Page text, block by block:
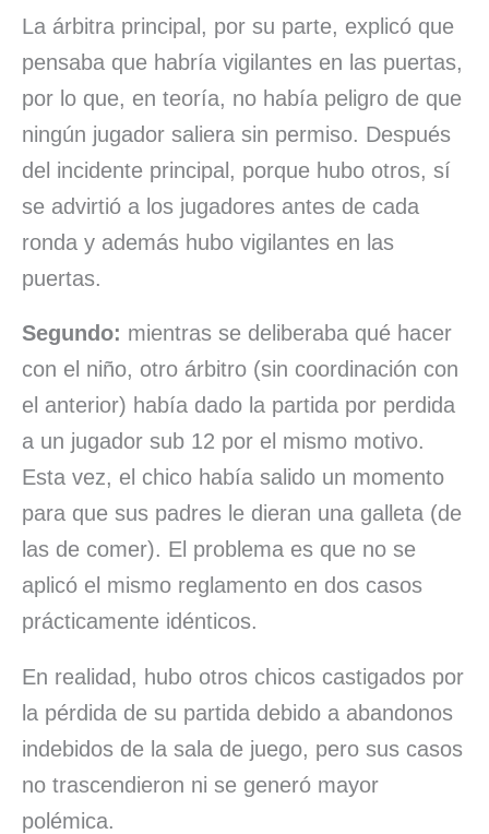
La árbitra principal, por su parte, explicó que
pensaba que habría vigilantes en las puertas,
por lo que, en teoría, no había peligro de que
ningún jugador saliera sin permiso. Después
del incidente principal, porque hubo otros, sí
se advirtió a los jugadores antes de cada
ronda y además hubo vigilantes en las
puertas.
Segundo: mientras se deliberaba qué hacer
con el niño, otro árbitro (sin coordinación con
el anterior) había dado la partida por perdida
a un jugador sub 12 por el mismo motivo.
Esta vez, el chico había salido un momento
para que sus padres le dieran una galleta (de
las de comer). El problema es que no se
aplicó el mismo reglamento en dos casos
prácticamente idénticos.
En realidad, hubo otros chicos castigados por
la pérdida de su partida debido a abandonos
indebidos de la sala de juego, pero sus casos
no trascendieron ni se generó mayor
polémica.